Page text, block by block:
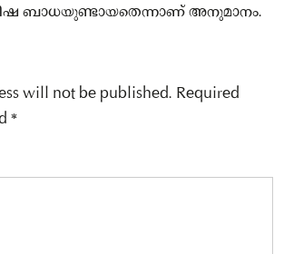
ബാധയുണ്ടായതെന്നാണ് അനുമാനം.
will not be published. Required
*